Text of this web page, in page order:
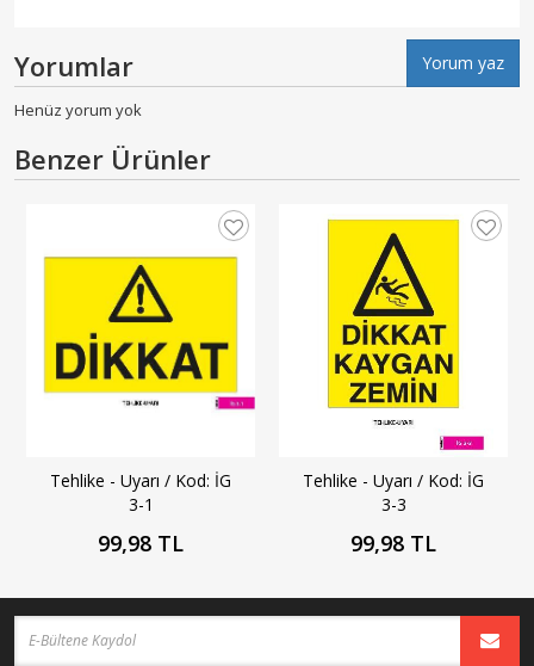
Yorumlar Yorum yaz
Henüz yorum yok
Benzer Ürünler
Tehlike - Uyarı / Kod: İG
3-1
99,98 TL
Tehlike - Uyarı / Kod: İG
3-3
99,98 TL